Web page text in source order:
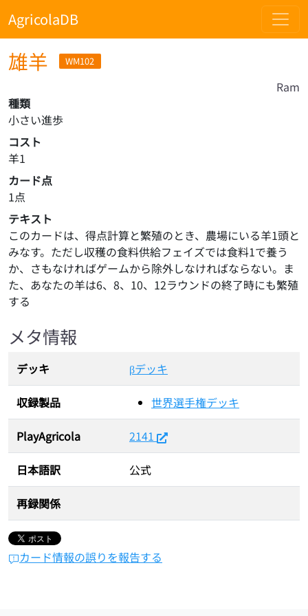
AgricolaDB
雄羊 WM102
Ram
種類
小さい進歩
コスト
羊1
カード点
1点
テキスト
このカードは、得点計算と繁殖のとき、農場にいる羊1頭と
みなす。ただし収穫の食料供給フェイズでは食料1で養う
か、さもなければゲームから除外しなければならない。ま
た、あなたの羊は6、8、10、12ラウンドの終了時にも繁殖
する
メタ情報
デッキ βデッキ
収録製品 世界選手権デッキ
PlayAgricola 2141
日本語訳 公式
再録関係
カード情報の誤りを報告する